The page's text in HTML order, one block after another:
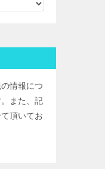
情報につ
また、記
頂いてお